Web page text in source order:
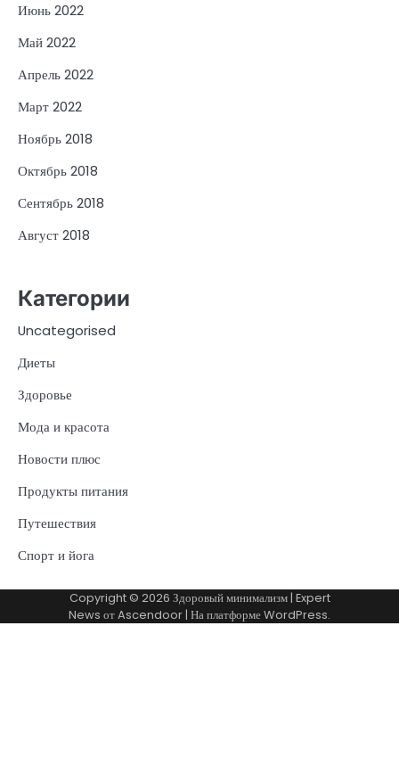
Июнь 2022
Май 2022
Апрель 2022
Март 2022
Ноябрь 2018
Октябрь 2018
Сентябрь 2018
Август 2018
Категории
Uncategorised
Диеты
Здоровье
Мода и красота
Новости плюс
Продукты питания
Путешествия
Спорт и йога
Copyright © 2026 Здоровый минимализм| Expert
News отAscendoor | На платформеWordPress.